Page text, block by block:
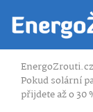
EnergoZrouti.cz
Pokud solární
přijdete až o 30